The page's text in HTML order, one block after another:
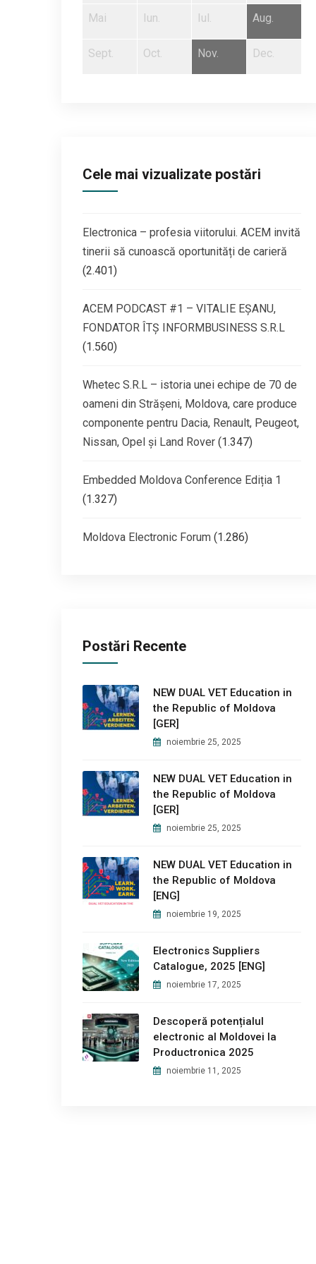
Mai Iun. Iul. Aug.
Sept. Oct. Nov. Dec.
Cele mai vizualizate postări
Electronica – profesia viitorului. ACEM invită
tinerii să cunoască oportunități de carieră
(2.401)
ACEM PODCAST #1 – VITALIE EȘANU,
FONDATOR ÎTȘ INFORMBUSINESS S.R.L
(1.560)
Whetec S.R.L – istoria unei echipe de 70 de
oameni din Străşeni, Moldova, care produce
componente pentru Dacia, Renault, Peugeot,
Nissan, Opel şi Land Rover (1.347)
Embedded Moldova Conference Ediția 1
(1.327)
Moldova Electronic Forum (1.286)
Postări Recente
NEW DUAL VET Education in
the Republic of Moldova
[GER]
noiembrie 25, 2025
NEW DUAL VET Education in
the Republic of Moldova
[GER]
noiembrie 25, 2025
NEW DUAL VET Education in
the Republic of Moldova
[ENG]
noiembrie 19, 2025
Electronics Suppliers
Catalogue, 2025 [ENG]
noiembrie 17, 2025
Descoperă potențialul
electronic al Moldovei la
Productronica 2025
noiembrie 11, 2025